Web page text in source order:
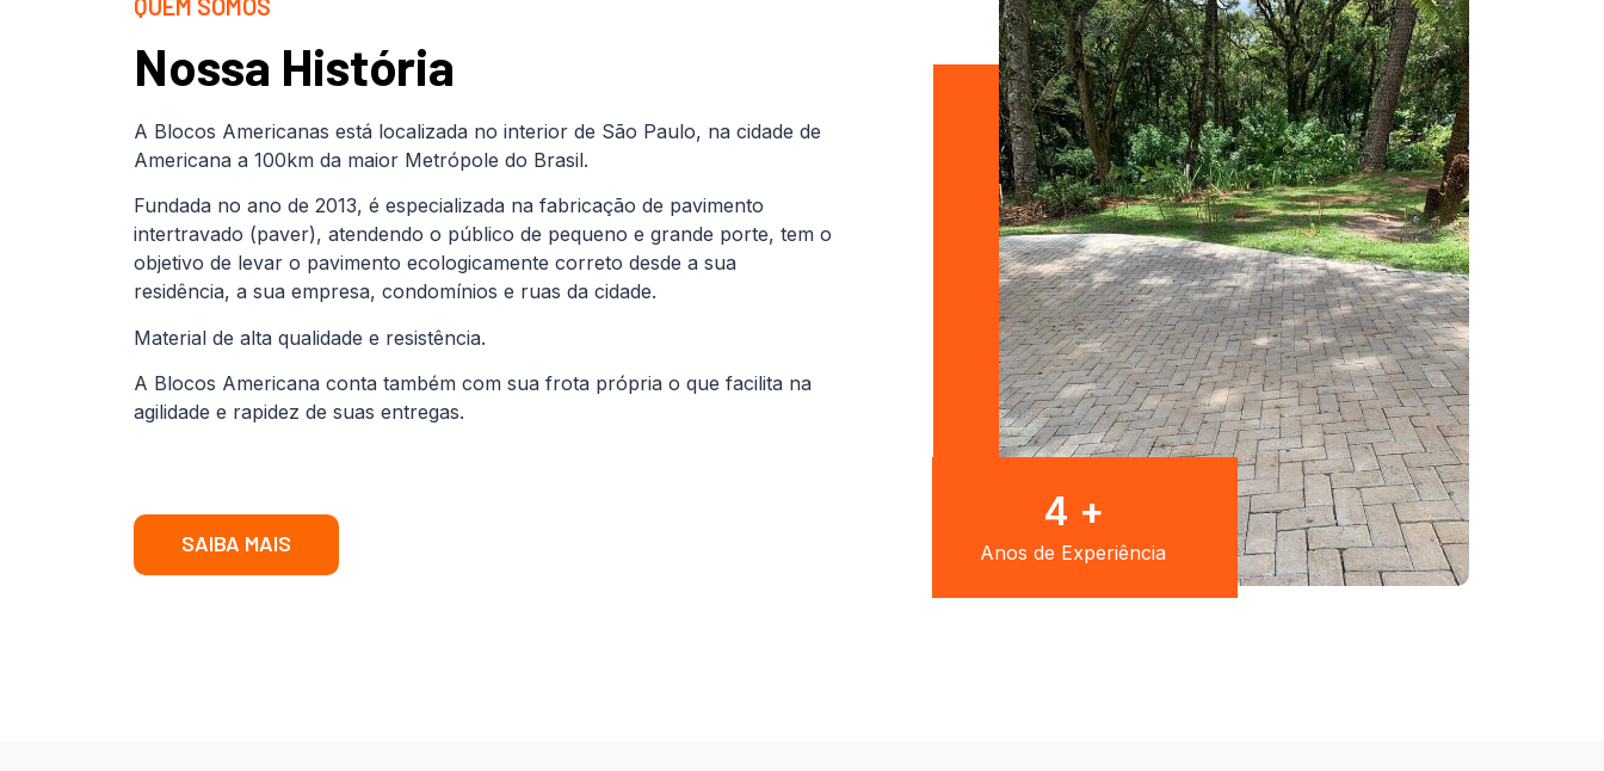
Nossa História
A Blocos Americanas está localizada no interior de São Paulo, na cidade de
Americana a 100km da maior Metrópole do Brasil.
Fundada no ano de 2013, é especializada na fabricação de pavimento
intertravado (paver), atendendo o público de pequeno e grande porte, tem o
objetivo de levar o pavimento ecologicamente correto desde a sua
residência, a sua empresa, condomínios e ruas da cidade.
Material de alta qualidade e resistência.
A Blocos Americana conta também com sua frota própria o que facilita na
agilidade e rapidez de suas entregas.
SAIBA MAIS
8 +
Anos de Experiência